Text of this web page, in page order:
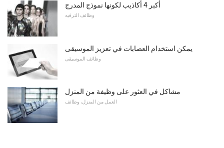
أكبر 4 أكاذيب لكونها نموذج المدرج
وظائف الترفيه
يمكن استخدام العصابات في تعزيز الموسيقى
وظائف الموسيقى
مشاكل في العثور على وظيفة من المنزل
العمل من المنزل، وظائف